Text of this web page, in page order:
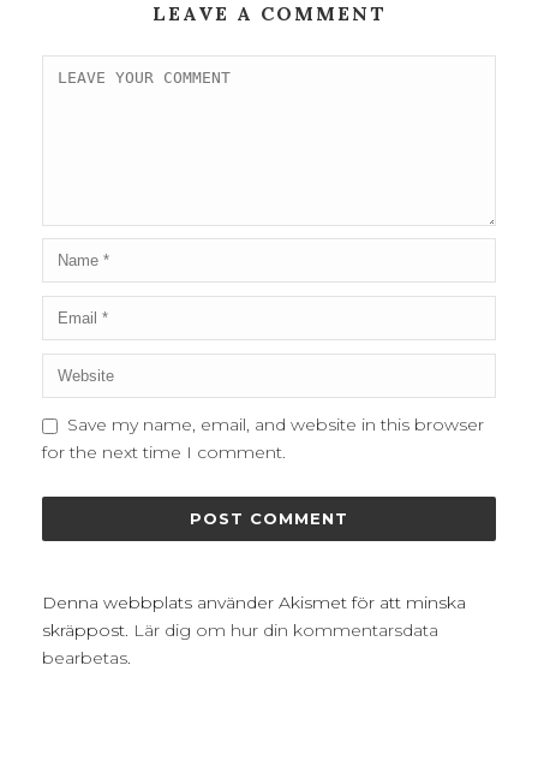
LEAVE A COMMENT
Save my name, email, and website in this browser
for the next time I comment.
Denna webbplats använder Akismet för att minska
skräppost. Lär dig om hur din kommentarsdata
bearbetas.